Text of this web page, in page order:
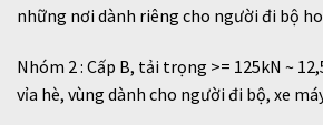
những nơi dành riêng cho người đi bộ
Nhóm 2 : Cấp B, tải trọng >= 125kN ~
vỉa hè, vùng dành cho người đi bộ, xe